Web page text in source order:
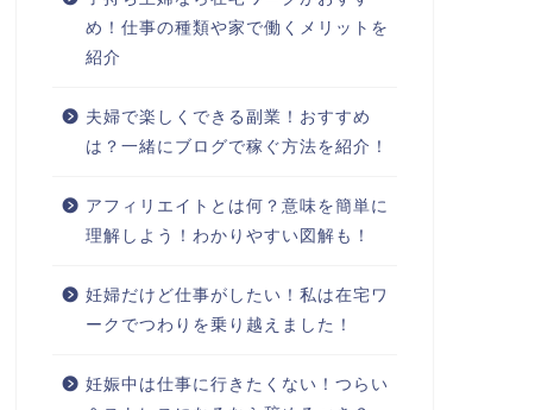
め！仕事の種類や家で働くメリットを
紹介
夫婦で楽しくできる副業！おすすめ
は？一緒にブログで稼ぐ方法を紹介！
アフィリエイトとは何？意味を簡単に
理解しよう！わかりやすい図解も！
妊婦だけど仕事がしたい！私は在宅ワ
ークでつわりを乗り越えました！
妊娠中は仕事に行きたくない！つらい